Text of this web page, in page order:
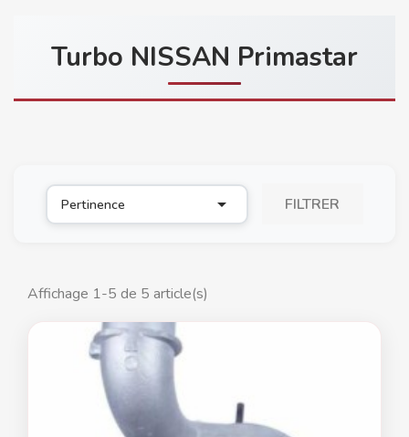
Turbo NISSAN Primastar
Pertinence  FILTRER
Affichage 1-5 de 5 article(s)